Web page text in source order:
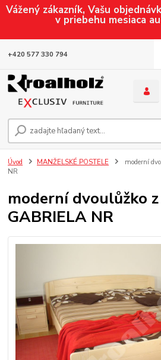
Vážený zákazník, Vašu
v priebehu mesiaca
+420 577 330 794
Úvod MANŽELSKÉ POSTELE
moderní
NR
moderní dvoulůžko
GABRIELA NR